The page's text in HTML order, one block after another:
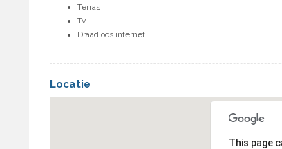
Terras
Tv
Draadloos internet
Locatie
This page